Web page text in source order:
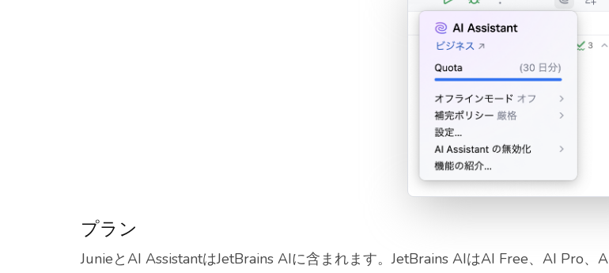
プラン
JunieとAI AssistantはJetBrains AIに含まれます。JetBrains AIはAI Free、AI Pro、